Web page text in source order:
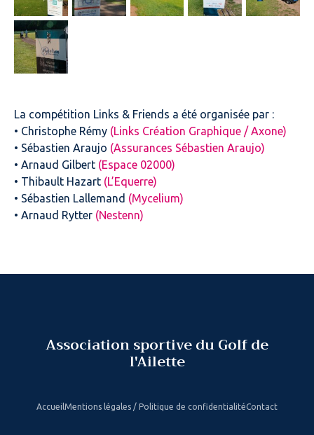
La compétition Links & Friends a été organisée par :
• Christophe Rémy (Links Création Graphique / Axone)
• Sébastien Araujo (Assurances Sébastien Araujo)
• Arnaud Gilbert (Espace 02000)
• Thibault Hazart (L’Equerre)
• Sébastien Lallemand (Mycelium)
• Arnaud Rytter (Nestenn)
Association sportive du Golf de
l'Ailette
AccueilMentions légales / Politique de confidentialitéContact